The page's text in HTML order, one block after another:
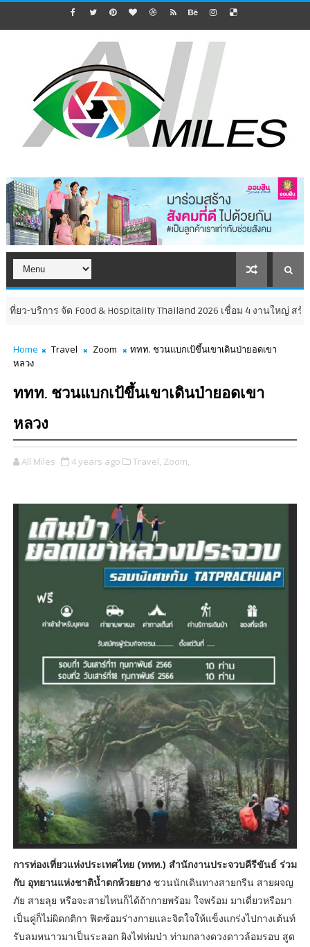
Food & Hospitality Thailand 2026 เชื่อม 4 งานใหญ่ สร้างโอกาสธุรกิจ
Home Travel Zoom
ททท. ชวนแบกเป้ขึ้นเขาเดินป่ายอดเขา
หลวง
ททท. ชวนแบกเป้ขึ้นเขาเดินป่ายอดเขา
หลวง
All Miles 4 years ago Travel, Zoom,
การท่องเที่ยวแห่งประเทศไทย (ททท.) สำนักงานประจวบคีรีขันธ์ ร่วม
กับ อุทยานแห่งชาติน้ำตกห้วยยางชวนนักเดินทางสายกรีน สายผจญ
ภัย สายลุย หรือจะสายไหนก็ได้ถ้ากายพร้อม ใจพร้อม มาเดี่ยวหรือมา
เป็นคู่ก็ไม่ผิดกติกา ฟิตซ้อมร่างกายและจิตใจให้แข็งแกร่งไปกางเต้นท์
รับลมหนาวมาเป็นระลอก ผิงไฟห่มป่า ท่ามกลางดวงดาวล้อมรอบ สูด